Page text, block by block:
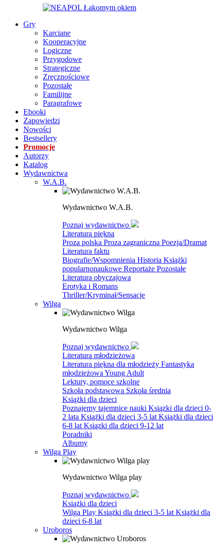
Gry
Karciane
Kooperacyjne
Logiczne
Przygodowe
Strategiczne
Zręcznościowe
Pozostałe
Familijne
Paragrafowe
Ebooki
Zapowiedzi
Nowości
Bestsellery
Promocje
Autorzy
Katalog
Wydawnictwa
W.A.B.
Wydawnictwo W.A.B.
Poznaj wydawnictwo
Literatura piękna
Proza polska Proza zagraniczna Poezja/Dramat
Literatura faktu
Biografie/Wspomnienia Historia Książki
popularnonaukowe Reportaże Pozostałe
Literatura obyczajowa
Erotyka i Romans
Thriller/Kryminał/Sensacje
Wilga
Wydawnictwo Wilga
Poznaj wydawnictwo
Literatura młodzieżowa
Literatura piękna dla młodzieży Fantastyka
młodzieżowa Young Adult
Lektury, pomoce szkolne
Szkoła podstawowa Szkoła średnia
Książki dla dzieci
Poznajemy tajemnice nauki Ksiązki dla dzieci 0-
2 lata Książki dla dzieci 3-5 lat Książki dla dzieci
6-8 lat Ksiązki dla dzieci 9-12 lat
Poradniki
Albumy
Wilga Play
Wydawnictwo Wilga play
Poznaj wydawnictwo
Książki dla dzieci
Wilga Play Książki dla dzieci 3-5 lat Książki dla
dzieci 6-8 lat
Uroboros